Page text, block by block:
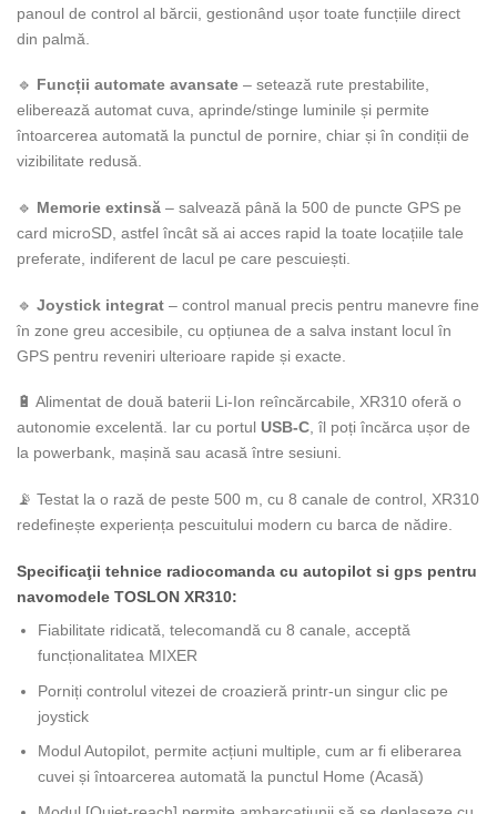
panoul de control al bărcii, gestionând ușor toate funcțiile direct
din palmă.
🔹 Funcții automate avansate – setează rute prestabilite,
eliberează automat cuva, aprinde/stinge luminile și permite
întoarcerea automată la punctul de pornire, chiar și în condiții de
vizibilitate redusă.
🔹 Memorie extinsă – salvează până la 500 de puncte GPS pe
card microSD, astfel încât să ai acces rapid la toate locațiile tale
preferate, indiferent de lacul pe care pescuiești.
🔹 Joystick integrat – control manual precis pentru manevre fine
în zone greu accesibile, cu opțiunea de a salva instant locul în
GPS pentru reveniri ulterioare rapide și exacte.
🔋 Alimentat de două baterii Li-Ion reîncărcabile, XR310 oferă o
autonomie excelentă. Iar cu portul USB-C, îl poți încărca ușor de
la powerbank, mașină sau acasă între sesiuni.
📡 Testat la o rază de peste 500 m, cu 8 canale de control, XR310
redefinește experiența pescuitului modern cu barca de nădire.
Specificaţii tehnice radiocomanda cu autopilot si gps pentru
navomodele TOSLON XR310:
Fiabilitate ridicată, telecomandă cu 8 canale, acceptă
funcționalitatea MIXER
Porniți controlul vitezei de croazieră printr-un singur clic pe
joystick
Modul Autopilot, permite acțiuni multiple, cum ar fi eliberarea
cuvei și întoarcerea automată la punctul Home (Acasă)